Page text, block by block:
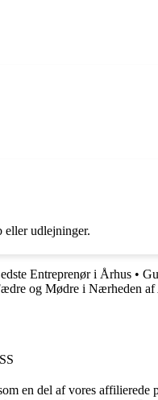
eller udlejninger.
Entreprenør i Århus •
og Mødre i Nærheden af
en del af vores affilierede